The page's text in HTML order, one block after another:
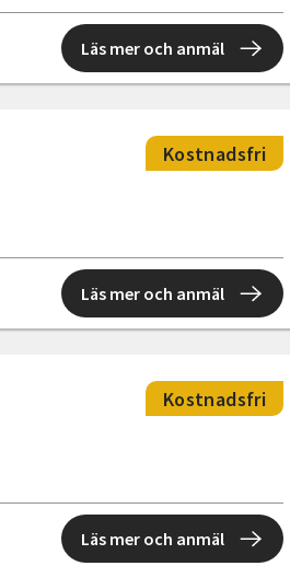
Läs mer och anmäl
Kostnadsfri
Läs mer och anmäl
Kostnadsfri
Läs mer och anmäl